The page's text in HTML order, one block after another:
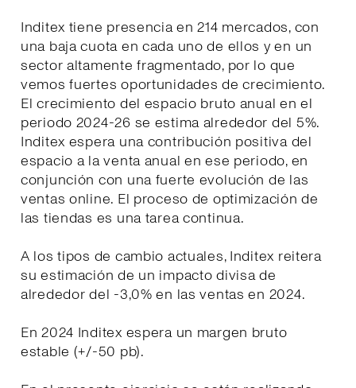
Inditex tiene presencia en 214 mercados, con
una baja cuota en cada uno de ellos y en un
sector altamente fragmentado, por lo que
vemos fuertes oportunidades de crecimiento.
El crecimiento del espacio bruto anual en el
periodo 2024-26 se estima alrededor del 5%.
Inditex espera una contribución positiva del
espacio a la venta anual en ese periodo, en
conjunción con una fuerte evolución de las
ventas online. El proceso de optimización de
las tiendas es una tarea continua.
A los tipos de cambio actuales, Inditex reitera
su estimación de un impacto divisa de
alrededor del -3,0% en las ventas en 2024.
En 2024 Inditex espera un margen bruto
estable (+/-50 pb).